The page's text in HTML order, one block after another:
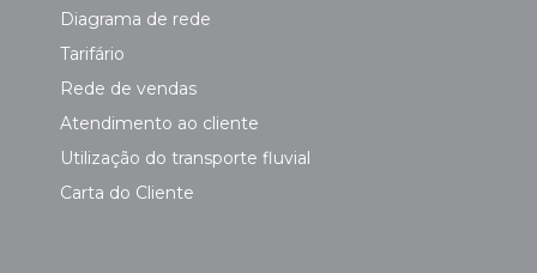
Diagrama de rede
Tarifário
Rede de vendas
Atendimento ao cliente
Utilização do transporte fluvial
Carta do Cliente